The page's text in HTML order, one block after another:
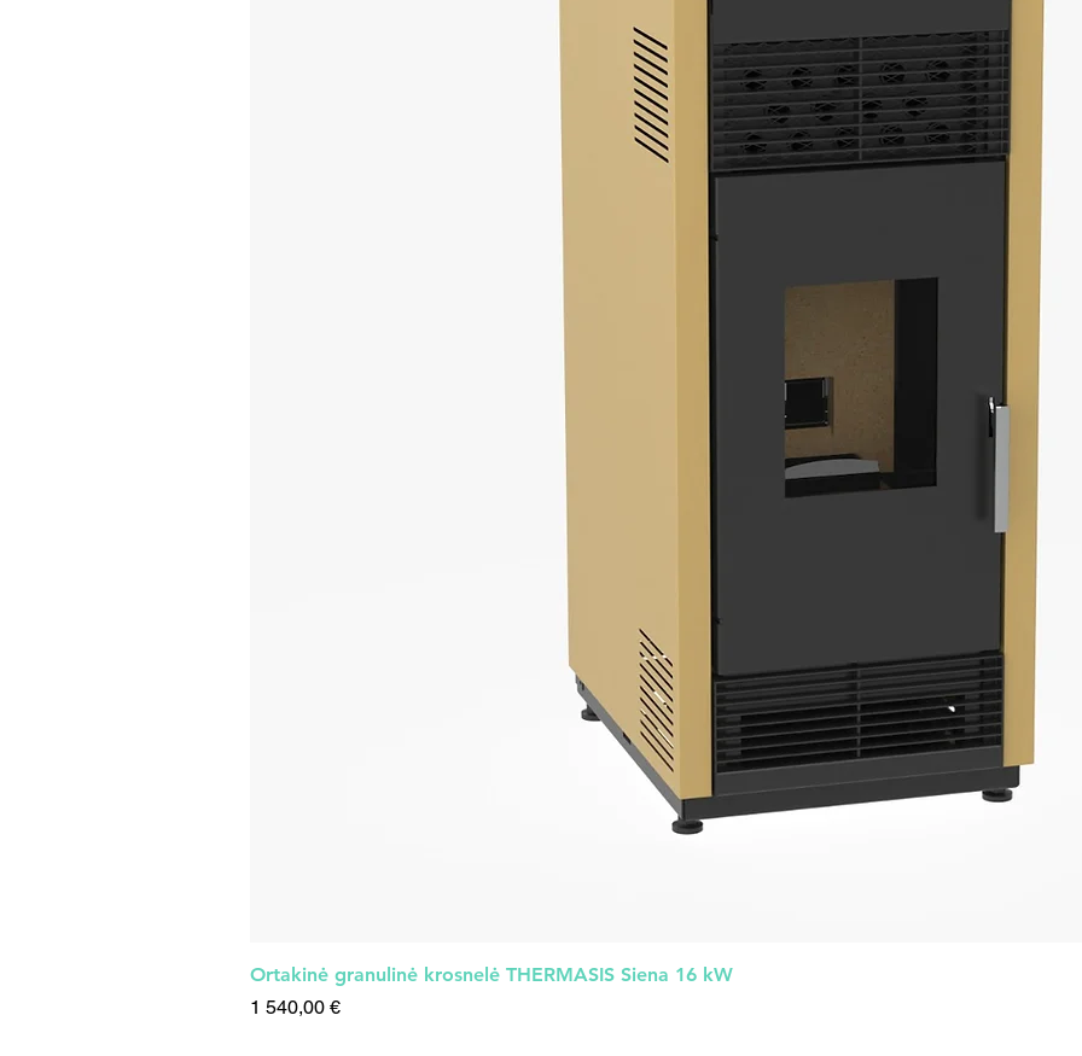
Ortakinė granulinė krosnelė THERMASIS Siena 16 kW
Kaina
1 540,00 €